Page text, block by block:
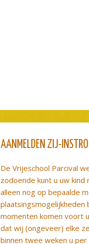
AANMELDEN ZIJ-
De Vrijeschool Parcival
zodoende kunt u uw kind
alleen nog op bepaalde
plaatsingsmogelijkheden
momenten komen voort
dat wij (ongeveer) elke
binnen twee weken u